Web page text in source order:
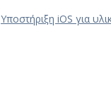
Υποστήριξη iOS για